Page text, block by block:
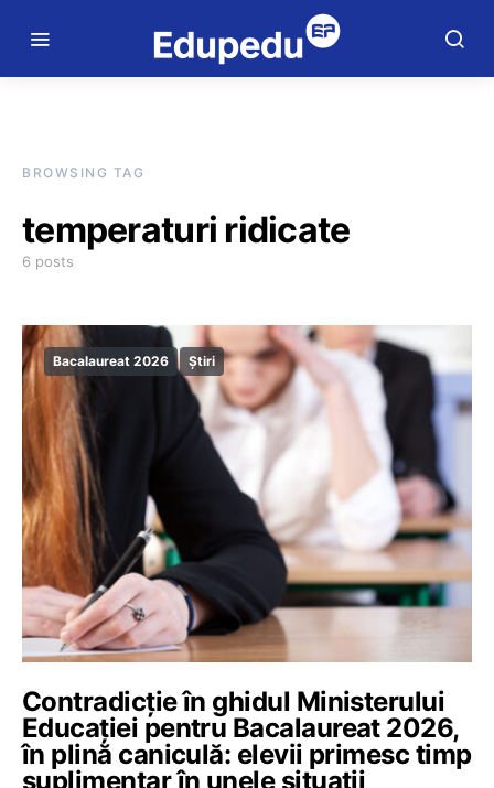
BROWSING TAG
temperaturi ridicate
6 posts
Bacalaureat 2026 Știri
Contradicție în ghidul Ministerului
Educației pentru Bacalaureat 2026,
în plină caniculă: elevii primesc timp
suplimentar în unele situații